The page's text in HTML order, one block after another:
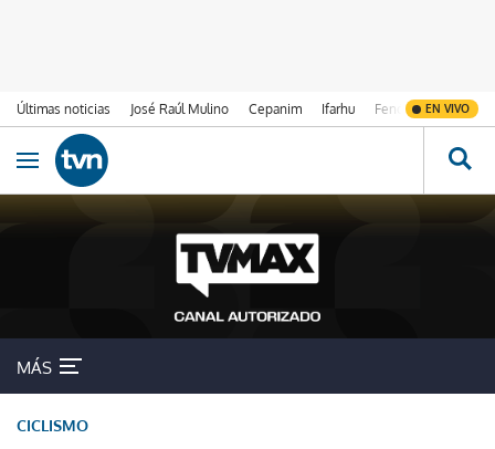
Últimas noticias José Raúl Mulino Cepanim Ifarhu Fenómeno de El
EN VIVO
Ir al contenido
Obrir navegació
MÁS
CICLISMO